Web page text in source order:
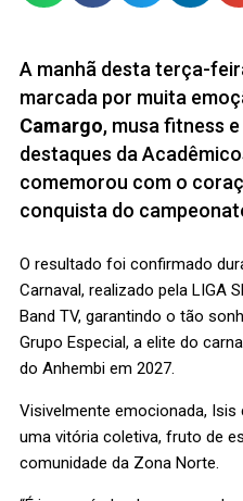
A manhã desta terça-
marcada por muita
Camargo, musa fitness
destaques da
comemorou com o
conquista do
O resultado foi confirmado
Carnaval, realizado pela LIGA
Band TV, garantindo o tão
Grupo Especial, a elite do
do Anhembi em 2027.
Visivelmente emocionada,
uma vitória coletiva, fruto de
comunidade da Zona Norte.